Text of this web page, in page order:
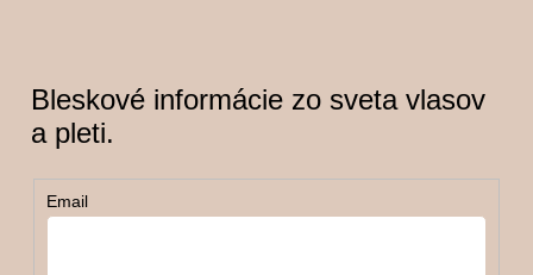
Bleskové informácie zo sveta vlasov
a pleti.
Email